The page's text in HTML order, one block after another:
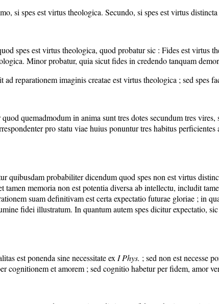
si spes est virtus theologica. Secundo, si spes est virtus
spes est virtus theologica, quod probatur sic : Fides est
Minor probatur, quia sicut fides in credendo tanquam
reparationem imaginis creatae est virtus theologica ; sed spes
quemadmodum in anima sunt tres dotes secundum tres
pro statu viae huius ponuntur tres habitus
quibusdam probabiliter dicendum quod spes non est virtus
tamen memoria non est potentia diversa ab intellectu, includit
suam definitivam est certa expectatio futurae gloriae ;
fidei illustratum. In quantum autem spes dicitur expectatio,
est ponenda sine necessitate ex IPhys. ; sed non est necesse
cognitionem et amorem ; sed cognitio habetur per fidem, amor